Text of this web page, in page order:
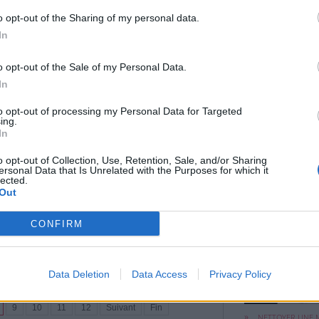
opt-out of the Sharing of my personal data.
opt-out of the Sale of my Personal Data.
opt-out of processing my Personal Data for Targeted
opt-out of Collection, Use, Retention, Sale, and/or Sharing
Data that Is Unrelated with the Purposes for which it
CONFIRM
Data Deletion Data Access Privacy Policy
ou à un autre. Lorsqu'elle devient
influencer la manière dont une personne
ne fera généralement
| Affichages : 927
repose sur le respect, la confiance et la
ce qu'elle souhaite en exerçant une
sur l'autre.
9 10 11 12 Suivant Fin
CHEF-D'ŒUVRE
Une fin troublante,
est censée ...